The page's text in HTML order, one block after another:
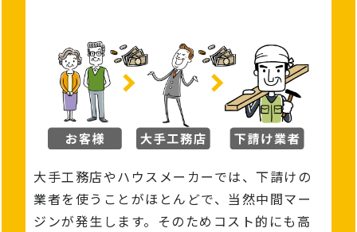
大手工務店やハウスメーカーでは、下請けの
業者を使うことがほとんどで、当然中間マー
ジンが発⽣します。そのためコスト的にも高